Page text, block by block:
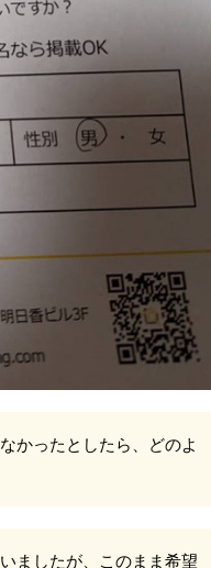
かったとしたら、どのよ
ましたが、このまま希望